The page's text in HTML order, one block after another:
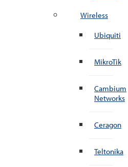
Wireless
Ubiquiti
MikroTik
Cambium
Networks
Ceragon
Teltonika